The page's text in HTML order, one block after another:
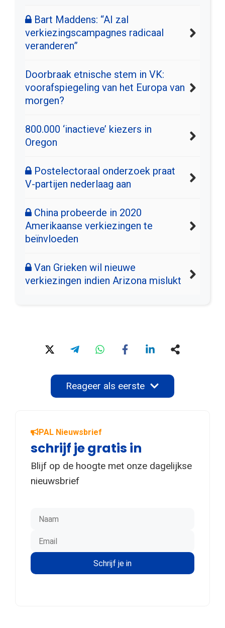
Bart Maddens: “AI zal
verkiezingscampagnes radicaal
veranderen”
Doorbraak etnische stem in VK:
voorafspiegeling van het Europa van
morgen?
800.000 ‘inactieve’ kiezers in
Oregon
Postelectoraal onderzoek praat
V-partijen nederlaag aan
China probeerde in 2020
Amerikaanse verkiezingen te
beïnvloeden
Van Grieken wil nieuwe
verkiezingen indien Arizona mislukt
Reageer als eerste
PAL Nieuwsbrief
schrijf je gratis in
Blijf op de hoogte met onze dagelijkse
nieuwsbrief